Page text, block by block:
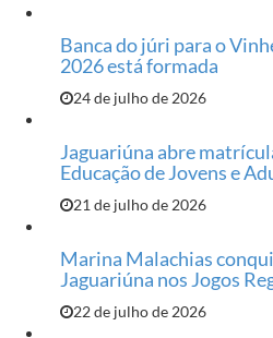
Banca do júri para o
2026 está formada
24 de julho de 2026
Jaguariúna abre
Educação de Jovens e
21 de julho de 2026
Marina Malachias
Jaguariúna nos Jogos
22 de julho de 2026